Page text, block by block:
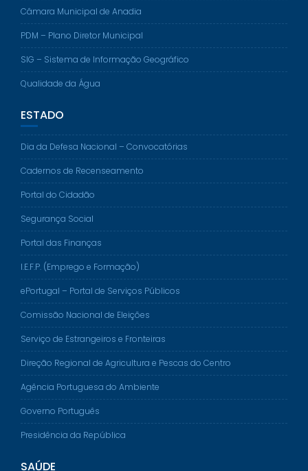
Câmara Municipal de Anadia
PDM – Plano Diretor Municipal
SIG – Sistema de Informação Geográfico
Qualidade da Água
ESTADO
Dia da Defesa Nacional – Convocatórias
Cadernos de Recenseamento
Portal do Cidadão
Segurança Social
Portal das Finanças
I.E.F.P. (Emprego e Formação)
ePortugal – Portal de Serviços Públicos
Comissão Nacional de Eleições
Serviço de Estrangeiros e Fronteiras
Direção Regional de Agricultura e Pescas do Centro
Agência Portuguesa do Ambiente
Governo Português
Presidência da República
SAÚDE